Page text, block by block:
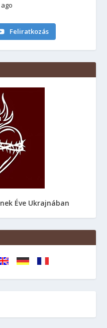
Feliratkozás
Éve Ukrajnában